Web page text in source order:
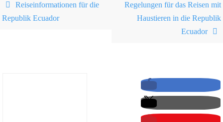
Reiseinformationen für die
Republik Ecuador
Regelungen für das Reisen mit
Haustieren in die Republik
Ecuador